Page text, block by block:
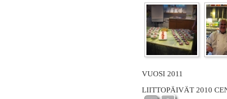
VUOSI 2011
LIITTOPÄIVÄT 2010